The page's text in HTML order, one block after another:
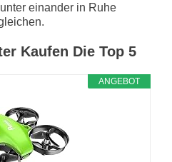
einander in Ruhe
Kaufen Die Top 5
ANGEBOT